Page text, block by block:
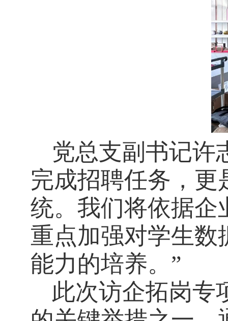
党总支副书记许
完成招聘任务，
统。我们将依据企
重点加强对学生数
能力的培养。”
此次访企拓岗专